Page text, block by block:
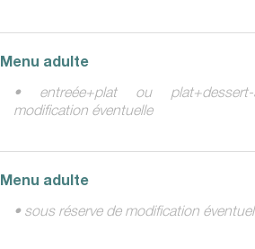
Menu adulte
• entreée+plat ou
modification éventuelle
Menu adulte
• sous réserve de modification